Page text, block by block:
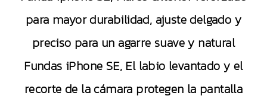
para mayor durabilidad, ajuste delgado y
preciso para un agarre suave y natural
Fundas iPhone SE, El labio levantado y el
recorte de la cámara protegen la pantalla